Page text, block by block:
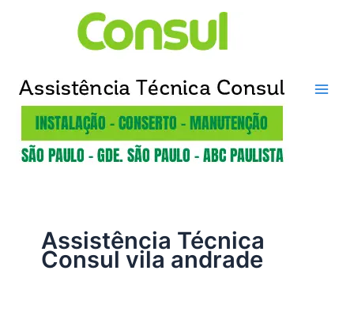
Assistência Técnica
Consul vila andrade